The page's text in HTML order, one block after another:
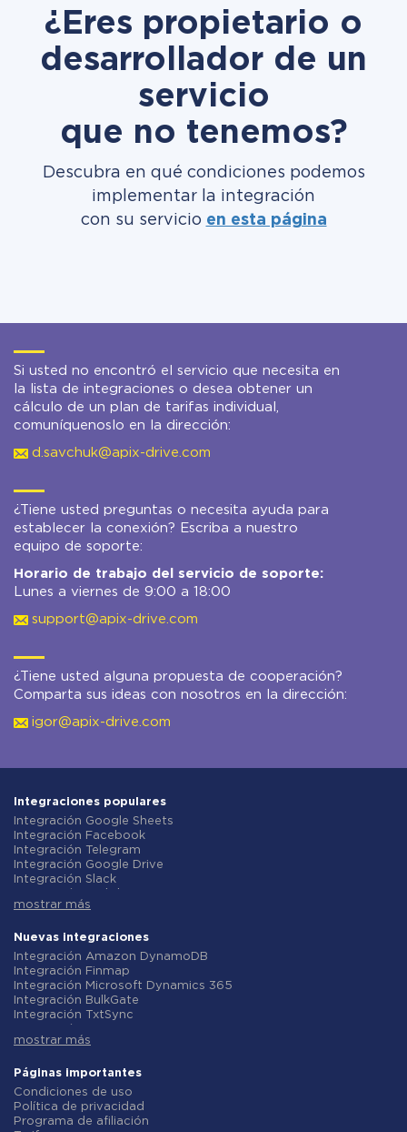
¿Eres propietario o
desarrollador de un
servicio
que no tenemos?
Descubra en qué condiciones podemos
implementar la integración
con su servicio en esta página
Si usted no encontró el servicio que necesita en
la lista de integraciones o desea obtener un
cálculo de un plan de tarifas individual,
comuníquenoslo en la dirección:
d.savchuk@apix-drive.com
¿Tiene usted preguntas o necesita ayuda para
establecer la conexión? Escriba a nuestro
equipo de soporte:
Horario de trabajo del servicio de soporte:
Lunes a viernes de 9:00 a 18:00
support@apix-drive.com
¿Tiene usted alguna propuesta de cooperación?
Comparta sus ideas con nosotros en la dirección:
igor@apix-drive.com
Integraciones populares
Integración Google Sheets
Integración Facebook
Integración Telegram
Integración Google Drive
Integración Slack
Integración Gmail
Integración ClickUp
Integración Airtable
Integración Google Contacts
Integración OpenAI (ChatGPT)
Integración Instagram
Integración ActiveCampaign
Integración Typeform
Integración Salesforce CRM
Integración Notion
Integración AWeber
Integración Asana
Integración ZOHO CRM
mostrar más
Nuevas integraciones
Integración Amazon DynamoDB
Integración Finmap
Integración Microsoft Dynamics 365
Integración BulkGate
Integración TxtSync
Integración Corezoid
Integración Instasent
Integración AtomPark
Integración TXTImpact
Integración Campaign Monitor
mostrar más
Páginas importantes
Condiciones de uso
Política de privacidad
Programa de afiliación